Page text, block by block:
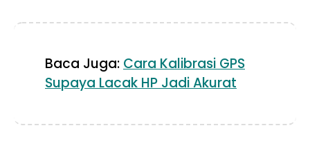
Baca Juga: Cara Kalibrasi GPS
Supaya Lacak HP Jadi Akurat